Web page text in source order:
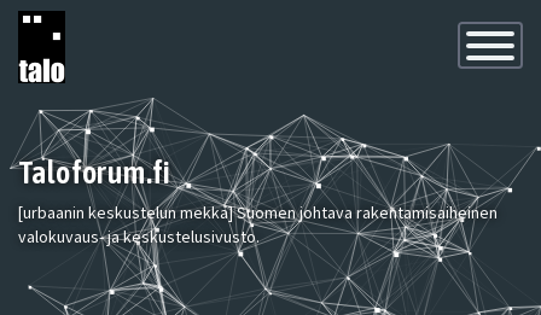
Toggle
Taloforum.fi
[urbaanin keskustelun mekka] Suomen johtava rakentamisaiheinen
valokuvaus- ja keskustelusivusto.